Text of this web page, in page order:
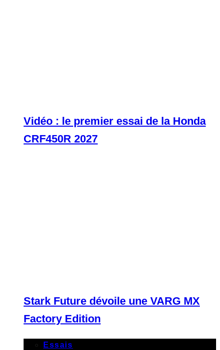
Vidéo : le premier essai de la Honda
CRF450R 2027
Stark Future dévoile une VARG MX
Factory Edition
Essais